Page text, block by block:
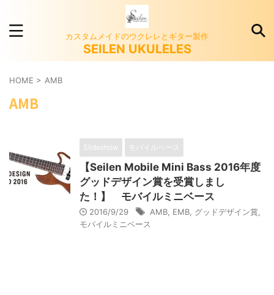
カスタムメイドのウクレレとギター製作
SEILEN UKULELES
HOME > AMB
AMB
Slideshow モバイルベース
【Seilen Mobile Mini Bass 2016年度
グッドデザイン賞を受賞しまし
た！】 モバイルミニベース
2016/9/29 AMB EMB グッドデザイン賞
モバイルミニベース